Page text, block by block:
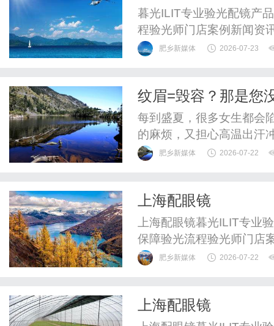
暮光ILIT专业验光配镜产
程验光师门店案例新闻资
惠，兼顾高专业度与高性
肥乡新媒体 2026-07-23
纹眉=毁容？那是您
人均8年经验，帮您
每到盛夏，很多女生都会
的麻烦，又担心高温出汗
敢预约。网络上关于夏季
出留色均匀、自然持久
肥乡新媒体 2026-07-22
上海配眼镜
上海配眼镜暮光ILIT专业
保障验光流程验光师门店
惠，兼顾高专业度与高性
肥乡新媒体 2026-07-22
上海配眼镜